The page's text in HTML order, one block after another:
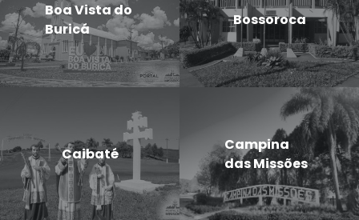
Boa Vista do
Buricá
Bossoroca
Caibaté
Campina
das Missões